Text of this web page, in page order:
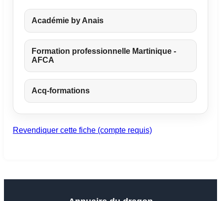
Académie by Anais
Formation professionnelle Martinique -
AFCA
Acq-formations
Revendiquer cette fiche (compte requis)